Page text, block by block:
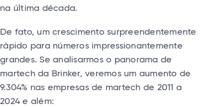
na última década.
De fato, um crescimento surpreendentemente
rápido para números impressionantemente
grandes. Se analisarmos o panorama de
martech da Brinker, veremos um aumento de
9.304% nas empresas de martech de 2011 a
2024 e além: